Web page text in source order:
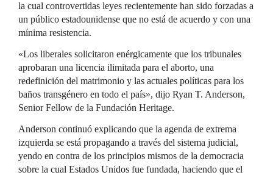
la cual controvertidas leyes recientemente han sido forzadas a
un público estadounidense que no está de acuerdo y con una
mínima resistencia.
«Los liberales solicitaron enérgicamente que los tribunales
aprobaran una licencia ilimitada para el aborto, una
redefinición del matrimonio y las actuales políticas para los
baños transgénero en todo el país», dijo Ryan T. Anderson,
Senior Fellow de la Fundación Heritage.
Anderson continuó explicando que la agenda de extrema
izquierda se está propagando a través del sistema judicial,
yendo en contra de los principios mismos de la democracia
sobre la cual Estados Unidos fue fundada, haciendo que el